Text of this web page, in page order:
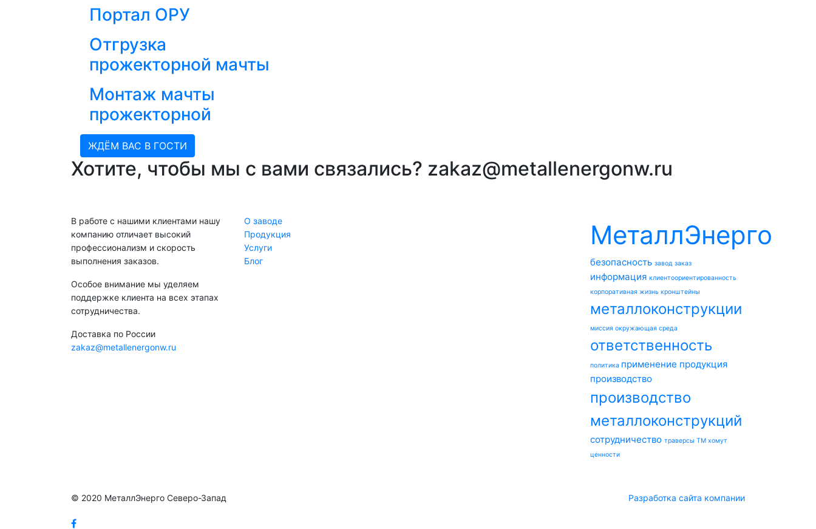
Портал ОРУ
Отгрузка
прожекторной мачты
Монтаж мачты
прожекторной
ЖДЁМ ВАС В ГОСТИ
Хотите, чтобы мы с вами связались? zakaz@metallenergonw.ru
В работе с нашими клиентами нашу
компанию отличает высокий
профессионализм и скорость
выполнения заказов.
Особое внимание мы уделяем
поддержке клиента на всех этапах
сотрудничества.
Доставка по России
zakaz@metallenergonw.ru
О заводе
Продукция
Услуги
Блог
МеталлЭнерго
безопасность завод заказ
информация клиентоориентированность
корпоративная жизнь кронштейны
металлоконструкции
миссия окружающая среда
ответственность
политика применение продукция
производство
производство
металлоконструкций
сотрудничество траверсы ТМ хомут
ценности
© 2020 МеталлЭнерго Северо-Запад Разработка сайта компании